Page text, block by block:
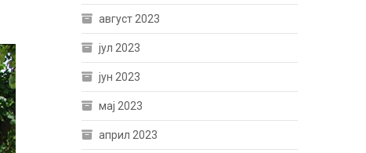
август 2023
јул 2023
јун 2023
мај 2023
април 2023